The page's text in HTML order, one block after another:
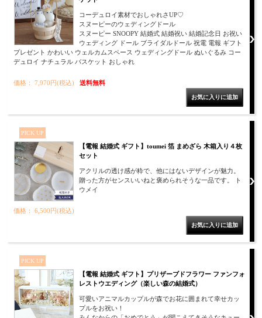
コーデュロイ素材でおしゃれさUP♡
スヌーピーのウェディングドール
スヌーピー SNOOPY 結婚式 結婚祝い 結婚記念日 お祝い
ウェディング ドール ブライダルドール 祝電 電報 ギフト
プレゼント かわいい ウェルカムスペース ウェディングドール ぬいぐるみ コー
デュロイ ナチュラル バスケット おしゃれ
価格： 7,970円(税込) 送料無料
PICK UP
【電報 結婚式 ギフト】toumei 箔 まめざら 木箱入り４枚
セット
アクリルの透け感が粋で、他にはないデザインが魅力。
贈った方がセンスいいねと褒められそうな一品です。 ト
ウメイ
価格： 6,500円(税込)
PICK UP
【電報 結婚式 ギフト】プリザーブドフラワー ファンフォ
レストウエディング（楽しい森の結婚式）
可愛いアニマルカップルが森でお花に囲まれて幸せカッ
プルをお祝い！